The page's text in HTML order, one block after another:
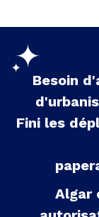
Besoin
Fini les
Algar